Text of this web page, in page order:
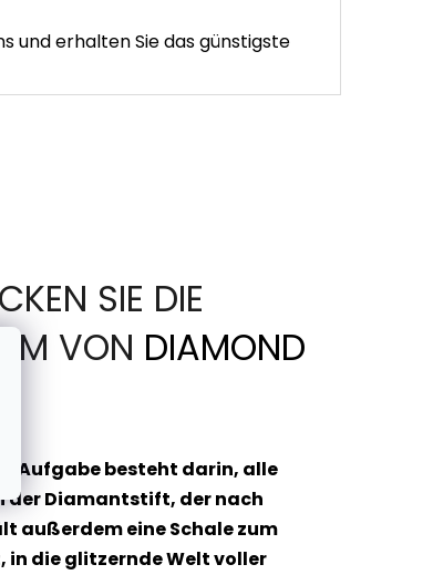
und erhalten Sie das günstigste
SIE DIE
VON DIAMOND
Aufgabe besteht darin, alle
der Diamantstift, der nach
außerdem eine Schale zum
in die glitzernde Welt voller